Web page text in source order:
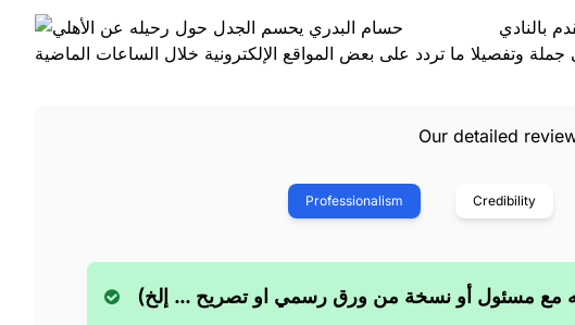
بالنادي
Our detailed
Professionalism Credibility
مع مسئول أو نسخة من ورق رسمي او تصريح ... إلخ)